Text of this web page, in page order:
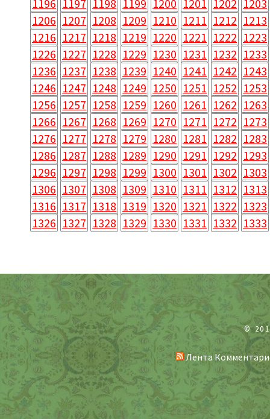
1196 1197 1198 1199 1200 1201 1202 1203
1206 1207 1208 1209 1210 1211 1212 1213
1216 1217 1218 1219 1220 1221 1222 1223
1226 1227 1228 1229 1230 1231 1232 1233
1236 1237 1238 1239 1240 1241 1242 1243
1246 1247 1248 1249 1250 1251 1252 1253
1256 1257 1258 1259 1260 1261 1262 1263
1266 1267 1268 1269 1270 1271 1272 1273
1276 1277 1278 1279 1280 1281 1282 1283
1286 1287 1288 1289 1290 1291 1292 1293
1296 1297 1298 1299 1300 1301 1302 1303
1306 1307 1308 1309 1310 1311 1312 1313
1316 1317 1318 1319 1320 1321 1322 1323
1326 1327 1328 1329 1330 1331 1332 1333
©
Лента